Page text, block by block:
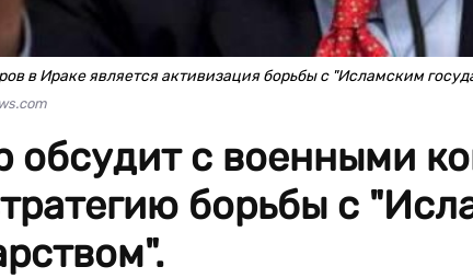
в Ираке является активизация борьбы с "Исламским
обсудит с военными
борьбы с